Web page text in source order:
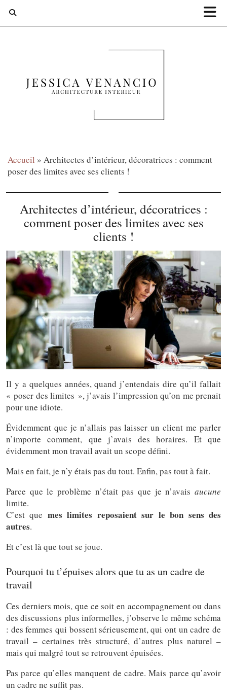
Accueil » Architectes d’intérieur, décoratrices : comment
poser des limites avec ses clients !
Architectes d’intérieur, décoratrices :
comment poser des limites avec ses
clients !
Il y a quelques années, quand j’entendais dire qu’il fallait
« poser des limites », j’avais l’impression qu’on me prenait
pour une idiote.
Évidemment que je n’allais pas laisser un client me parler
n’importe comment, que j’avais des horaires. Et que
évidemment mon travail avait un scope défini.
Mais en fait, je n’y étais pas du tout. Enfin, pas tout à fait.
Parce que le problème n’était pas que je n’avais aucune
limite.
C’est que mes limites reposaient sur le bon sens des
autres.
Et c’est là que tout se joue.
Pourquoi tu t’épuises alors que tu as un cadre de
travail
Ces derniers mois, que ce soit en accompagnement ou dans
des discussions plus informelles, j’observe le même schéma
: des femmes qui bossent sérieusement, qui ont un cadre de
travail – certaines très structuré, d’autres plus naturel –
mais qui malgré tout se retrouvent épuisées.
Pas parce qu’elles manquent de cadre. Mais parce qu’avoir
un cadre ne suffit pas.